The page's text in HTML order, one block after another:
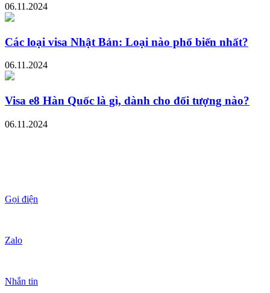
06.11.2024
Các loại visa Nhật Bản: Loại nào phổ biến nhất?
06.11.2024
Visa e8 Hàn Quốc là gì, dành cho đối tượng nào?
06.11.2024
Gọi điện
Zalo
Nhắn tin